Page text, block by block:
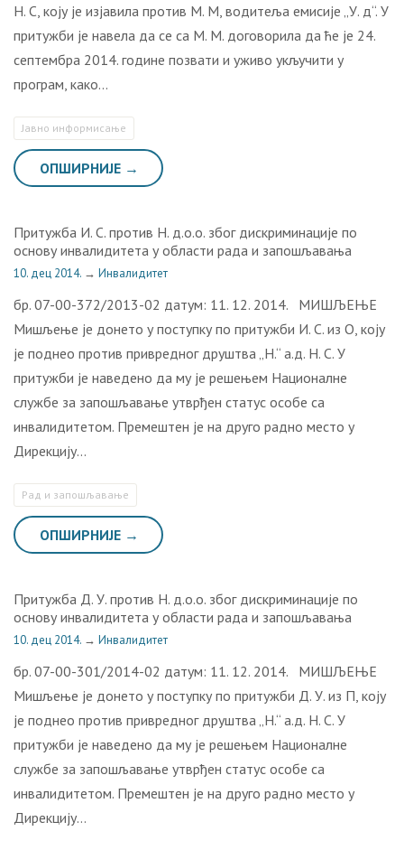
Н. С, коју је изјавила против M. M, водитеља емисије „У. д“. У
притужби је навела да се са M. M. договорила да ће је 24.
септембра 2014. године позвати и уживо укључити у
програм, како…
Јавно информисање
ОПШИРНИЈЕ →
Притужба И. С. против Н. д.о.о. због дискриминације по
основу инвалидитета у области рада и запошљавања
10. дец 2014. → Инвалидитет
бр. 07-00-372/2013-02 датум: 11. 12. 2014. МИШЉЕЊЕ
Мишљење је донето у поступку по притужби И. С. из О, коју
је поднео против привредног друштва „Н.“ а.д. Н. С. У
притужби је наведено да му је решењем Националне
службе за запошљавање утврђен статус особе са
инвалидитетом. Премештен је на друго радно место у
Дирекцију…
Рaд и зaпoшљaвaњe
ОПШИРНИЈЕ →
Притужба Д. У. против Н. д.о.о. због дискриминације по
основу инвалидитета у области рада и запошљавања
10. дец 2014. → Инвалидитет
бр. 07-00-301/2014-02 датум: 11. 12. 2014. МИШЉЕЊЕ
Мишљење је донето у поступку по притужби Д. У. из П, коју
је поднео против привредног друштва „Н.“ а.д. Н. С. У
притужби је наведено да му је решењем Националне
службе за запошљавање утврђен статус особе са
инвалидитетом. Премештен је на друго радно место у
Дирекцију…